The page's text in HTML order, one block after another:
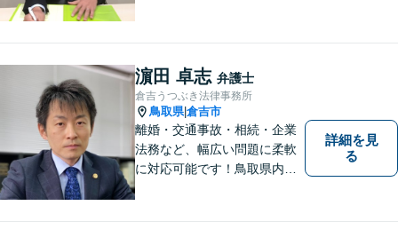
濵田 卓志 弁護士
倉吉うつぶき法律事務所
鳥取県|倉吉市
離婚・交通事故・相続・企業
法務など、幅広い問題に柔軟
に対応可能です！鳥取県内の
をしてもいいのか」と迷われ
詳細を見
る